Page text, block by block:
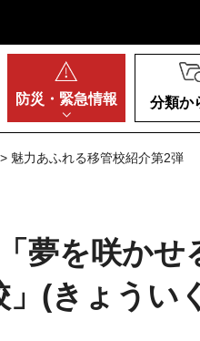
防災・ 緊急情報 分類か
> 魅力あふれる移管校紹介第2弾
夢を咲か
(きょうい